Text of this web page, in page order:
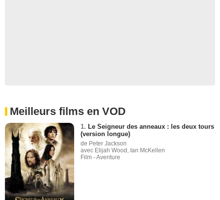
Meilleurs films en VOD
1. Le Seigneur des anneaux : les deux tours
(version longue)
de Peter Jackson
avec Elijah Wood, Ian McKellen
Film - Aventure